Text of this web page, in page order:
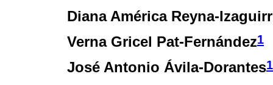
Diana América Reyna-
Verna Gricel Pat-Fernández1
José Antonio Ávila-Dorantes1